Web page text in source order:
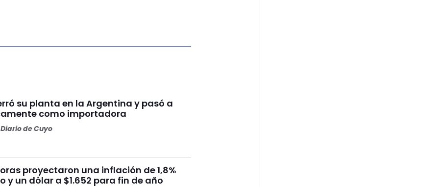
su planta en la Argentina y pasó a
como importadora
de Cuyo
proyectaron una inflación de 1,8%
y un dólar a $1.652 para fin de año